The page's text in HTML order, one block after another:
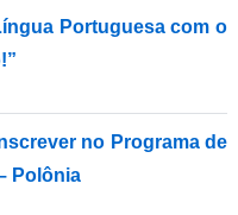
Portuguesa com o
no Programa de
Polônia